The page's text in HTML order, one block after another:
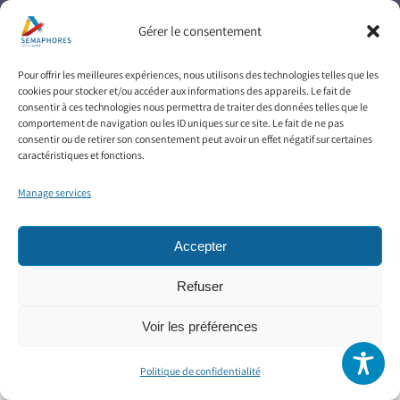
Gérer le consentement
Pour offrir les meilleures expériences, nous utilisons des technologies telles que les
cookies pour stocker et/ou accéder aux informations des appareils. Le fait de
consentir à ces technologies nous permettra de traiter des données telles que le
comportement de navigation ou les ID uniques sur ce site. Le fait de ne pas
consentir ou de retirer son consentement peut avoir un effet négatif sur certaines
caractéristiques et fonctions.
Manage services
Accepter
Refuser
Voir les préférences
Politique de confidentialité
English Français(French
This site is registered onwpml.orgas a development site. Switch to a production
site key toremove this banner .